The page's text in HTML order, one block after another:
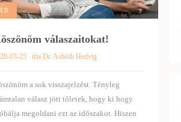
válaszaitokat!
03-25 írta Dr. Asbóth Hedvig
a sok visszajelzést. Tényleg
válasz jött tőletek, hogy ki hogy
megoldani ezt az időszakot. Hiszen